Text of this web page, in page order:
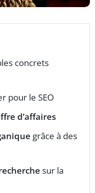
concrets
pour le SEO
d’affaires
grâce à des
sur la